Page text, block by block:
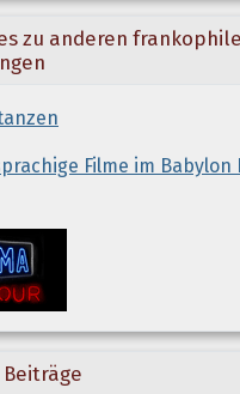
zu anderen
Filme im Babylon